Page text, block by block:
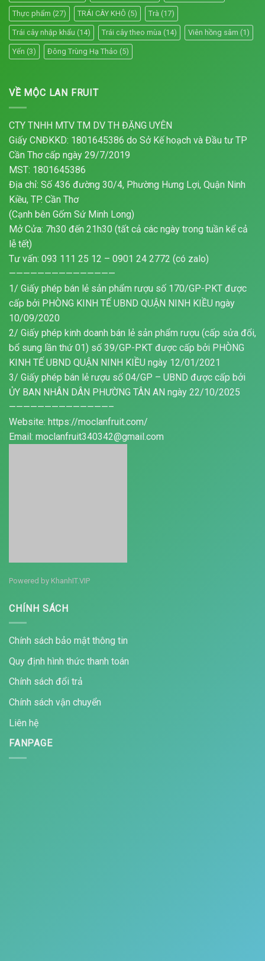
Thực phẩm (27) TRÁI CÂY KHÔ (5) Trà (17)
Trái cây nhập khẩu (14) Trái cây theo mùa (14) Viên hồng sâm (1)
Yến (3) Đông Trùng Hạ Thảo (5)
VỀ MỘC LAN FRUIT
CTY TNHH MTV TM DV TH ĐẶNG UYÊN
Giấy CNĐKKD: 1801645386 do Sở Kế hoạch và Đầu tư TP
Cần Thơ cấp ngày 29/7/2019
MST: 1801645386
Địa chỉ: Số 436 đường 30/4, Phường Hưng Lợi, Quận Ninh
Kiều, TP. Cần Thơ
(Cạnh bên Gốm Sứ Minh Long)
Mở Cửa: 7h30 đến 21h30 (tất cả các ngày trong tuần kể cả
lễ tết)
Tư vấn: 093 111 25 12 – 0901 24 2772 (có zalo)
———————————————
1/ Giấy phép bán lẻ sản phẩm rượu số 170/GP-PKT được
cấp bởi PHÒNG KINH TẾ UBND QUẬN NINH KIỀU ngày
10/09/2020
2/ Giấy phép kinh doanh bán lẻ sản phẩm rượu (cấp sửa đổi,
bổ sung lần thứ 01) số 39/GP-PKT được cấp bởi PHÒNG
KINH TẾ UBND QUẬN NINH KIỀU ngày 12/01/2021
3/ Giấy phép bán lẻ rượu số 04/GP – UBND được cấp bởi
ỦY BAN NHÂN DÂN PHƯỜNG TÂN AN ngày 22/10/2025
——————————————–
Website: https://moclanfruit.com/
Email: moclanfruit340342@gmail.com
Powered by KhanhIT.VIP
CHÍNH SÁCH
Chính sách bảo mật thông tin
Quy định hình thức thanh toán
Chính sách đổi trả
Chính sách vận chuyển
Liên hệ
FANPAGE